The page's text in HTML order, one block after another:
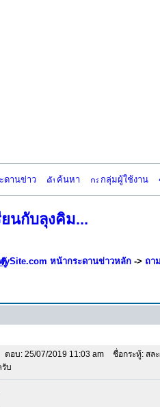
ดานข่าว ค้นหา กลุ่มผู้ใช้งาน
นกับลุงคิม...
หน้ากระดานข่าวหลัก -> ถา
ตอบ: 25/07/2019 11:03 am
ชื่อกระทู้: สละ
รับ